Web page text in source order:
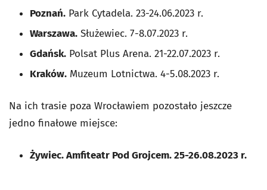
Poznań. Park Cytadela. 23-24.06.2023 r.
Warszawa. Służewiec. 7-8.07.2023 r.
Gdańsk. Polsat Plus Arena. 21-22.07.2023 r.
Kraków. Muzeum Lotnictwa. 4-5.08.2023 r.
Na ich trasie poza Wrocławiem pozostało jeszcze
jedno finałowe miejsce:
Żywiec. Amfiteatr Pod Grojcem. 25-26.08.2023 r.